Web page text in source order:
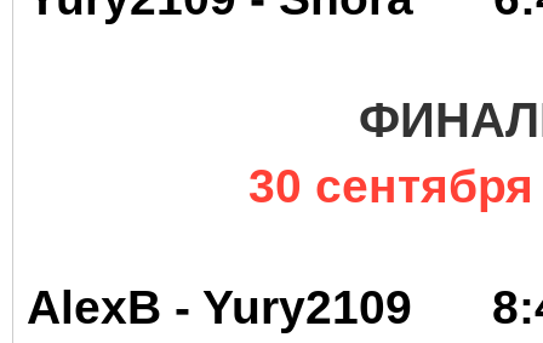
30
AlexB -